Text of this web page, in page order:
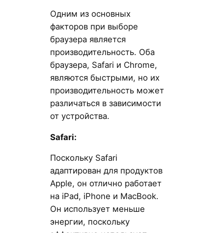
Одним из основных
факторов при выборе
браузера является
производительность. Оба
браузера, Safari и Chrome,
являются быстрыми, но их
производительность может
различаться в зависимости
от устройства.
Safari:
Поскольку Safari
адаптирован для продуктов
Apple, он отлично работает
на iPad, iPhone и MacBook.
Он использует меньше
энергии, поскольку